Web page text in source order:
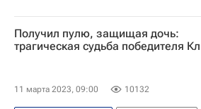
Получил пулю, защищая дочь:
трагическая судьба победителя
11 марта 2023, 09:00 10132